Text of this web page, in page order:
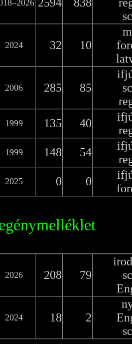
2024 32 10
2006 285 85
1999 135 40
1999 148 54
2025 0 0
2026 208 79
2024 18 2